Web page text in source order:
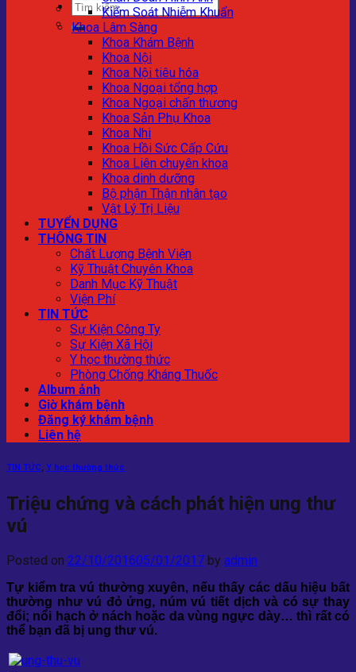
Kiểm Soát Nhiễm Khuẩn
Khoa Lâm Sàng
Khoa Khám Bệnh
Khoa Nội
Khoa Nội tiêu hóa
Khoa Ngoại tổng hợp
Khoa Ngoại chấn thương
Khoa Sản Phụ Khoa
Khoa Nhi
Khoa Hồi Sức Cấp Cứu
Khoa Liên chuyên khoa
Khoa dinh dưỡng
Bộ phận Thận nhân tạo
Vật Lý Trị Liệu
TUYỂN DỤNG
THÔNG TIN
Chất Lượng Bệnh Viện
Kỹ Thuật Chuyên Khoa
Danh Mục Kỹ Thuật
Viện Phí
TIN TỨC
Sự Kiện Công Ty
Sự Kiện Xã Hội
Y học thường thức
Phòng Chống Kháng Thuốc
Album ảnh
Giờ khám bệnh
Đăng ký khám bệnh
Liên hệ
TIN TỨC, Y học thường thức
Triệu chứng và cách phát hiện ung thư
vú
Posted on 22/10/201605/01/2017 by admin
Tự kiểm tra vú thường xuyên, nếu thấy các dấu hiệu bất
thường như vú đỏ ửng, núm vú tiết dịch và có sự thay
đổi; nổi hạch ở nách hoặc da vùng ngực dày… thì rất có
thể bạn đã bị ung thư vú.